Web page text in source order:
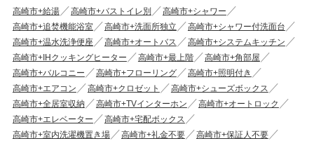
高崎市+給湯 高崎市+バストイレ別
高崎市+シャワー
高崎市+追焚機能浴室
高崎市+洗面所独立
高崎市+シャワー付洗面台
高崎市+温水洗浄便座
高崎市+オートバス
高崎市+システムキッチン
高崎市+IHクッキングヒーター
高崎市+最上階
高崎市+角部屋
高崎市+バルコニー
高崎市+フローリング
高崎市+照明付き
高崎市+エアコン
高崎市+クロゼット
高崎市+シューズボックス
高崎市+全居室収納
高崎市+TVインターホン
高崎市+オートロック
高崎市+エレベーター
高崎市+宅配ボックス
高崎市+室内洗濯機置き場
高崎市+礼金不要
高崎市+保証人不要